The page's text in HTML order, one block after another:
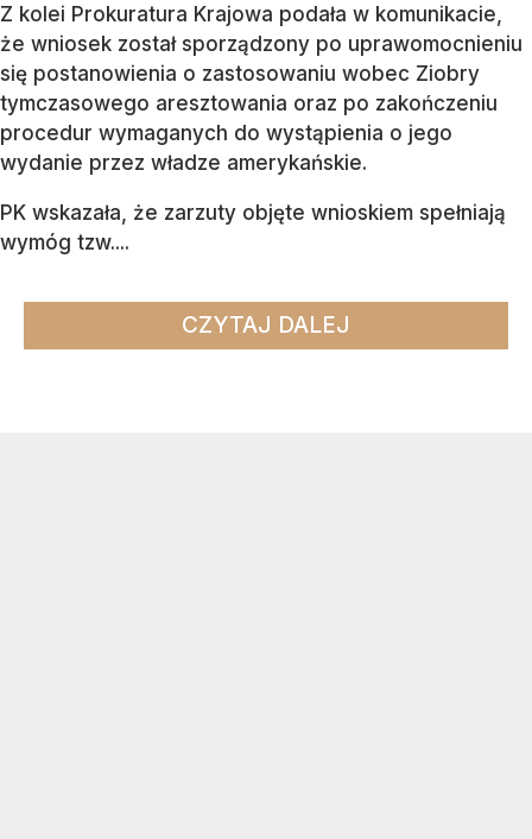
Z kolei Prokuratura Krajowa podała w komunikacie,
że wniosek został sporządzony po uprawomocnieniu
się postanowienia o zastosowaniu wobec Ziobry
tymczasowego aresztowania oraz po zakończeniu
procedur wymaganych do wystąpienia o jego
wydanie przez władze amerykańskie.
PK wskazała, że zarzuty objęte wnioskiem spełniają
wymóg tzw....
CZYTAJ DALEJ